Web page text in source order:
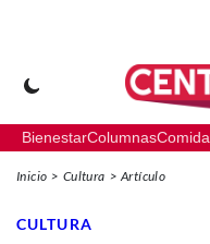
BienestarColumnasComida
Inicio Cultura Artículo
CULTURA